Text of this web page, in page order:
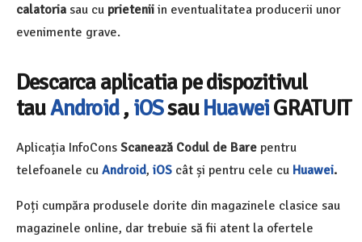
calatoria sau cu prietenii in eventualitatea producerii unor
evenimente grave.
Descarca aplicatia pe dispozitivul
tauAndroid, iOSsauHuaweiGRATUIT
Aplicația InfoCons Scanează Codul de Bare pentru
telefoanele cu Android, iOS cât și pentru cele cu Huawei.
Poți cumpăra produsele dorite din magazinele clasice sau
magazinele online, dar trebuie să fii atent la ofertele